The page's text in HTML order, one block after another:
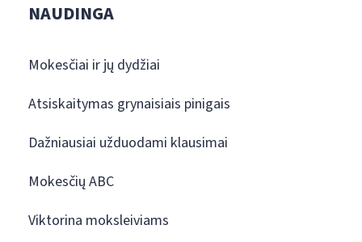
NAUDINGA
Mokesčiai ir jų dydžiai
Atsiskaitymas grynaisiais pinigais
Dažniausiai užduodami klausimai
Mokesčių ABC
Viktorina moksleiviams